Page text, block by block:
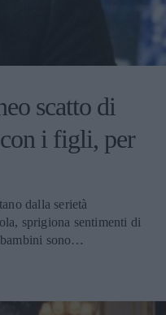
scatto di
i figli, per
dalla serietà
sprigiona sentimenti di
sono
circonda la corte inglese.